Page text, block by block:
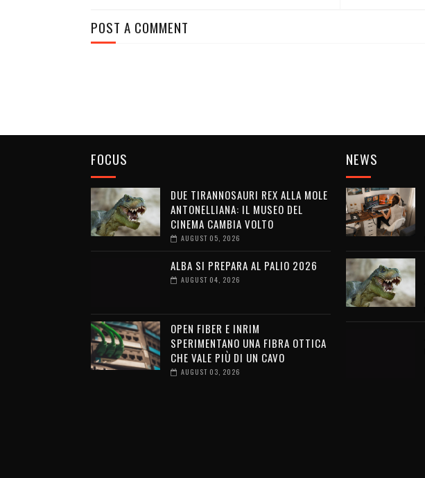
POST A COMMENT
FOCUS
DUE TIRANNOSAURI REX ALLA MOLE
ANTONELLIANA: IL MUSEO DEL
CINEMA CAMBIA VOLTO
AUGUST 05, 2026
ALBA SI PREPARA AL PALIO 2026
AUGUST 04, 2026
OPEN FIBER E INRIM
SPERIMENTANO UNA FIBRA OTTICA
CHE VALE PIÙ DI UN CAVO
AUGUST 03, 2026
NEWS